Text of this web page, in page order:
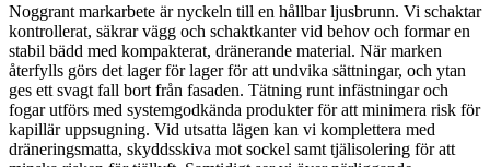
Noggrant markarbete är nyckeln till en hållbar ljusbrunn. Vi schaktar
kontrollerat, säkrar vägg och schaktkanter vid behov och formar en
stabil bädd med kompakterat, dränerande material. När marken
återfylls görs det lager för lager för att undvika sättningar, och ytan
ges ett svagt fall bort från fasaden. Tätning runt infästningar och
fogar utförs med systemgodkända produkter för att minimera risk för
kapillär uppsugning. Vid utsatta lägen kan vi komplettera med
dräneringsmatta, skyddsskiva mot sockel samt tjälisolering för att